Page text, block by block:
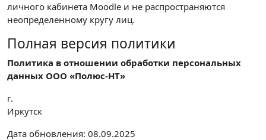
личного кабинета Moodle и не распространяются
неопределенному кругу лиц.
Полная версия политики
Политика в отношении обработки персональных
данных ООО «Полюс-НТ»
г.
Иркутск
Дата обновления: 08.09.2025